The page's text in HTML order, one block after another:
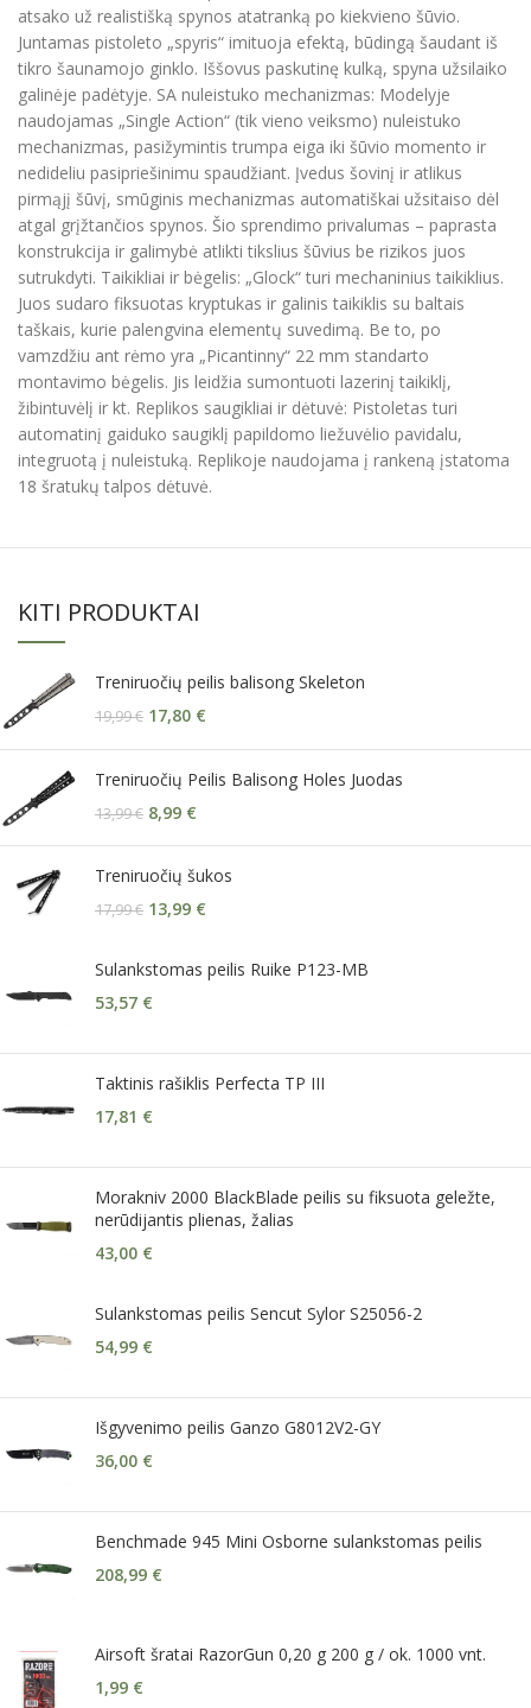
atsako už realistišką spynos atatranką po kiekvieno šūvio.
Juntamas pistoleto „spyris“ imituoja efektą, būdingą šaudant iš
tikro šaunamojo ginklо. Iššovus paskutinę kulką, spyna užsilaiko
galinėje padėtyje. SA nuleistuko mechanizmas: Modelyje
naudojamas „Single Action“ (tik vieno veiksmo) nuleistuko
mechanizmas, pasižymintis trumpa eiga iki šūvio momento ir
nedideliu pasipriešinimu spaudžiant. Įvedus šovinį ir atlikus
pirmąjį šūvį, smūginis mechanizmas automatiškai užsitaiso dėl
atgal grįžtančios spynos. Šio sprendimo privalumas – paprasta
konstrukcija ir galimybė atlikti tikslius šūvius be rizikos juos
sutrukdyti. Taikikliai ir bėgelis: „Glock“ turi mechaninius taikiklius.
Juos sudaro fiksuotas kryptukas ir galinis taikiklis su baltais
taškais, kurie palengvina elementų suvedimą. Be to, po
vamzdžiu ant rėmo yra „Picantinny“ 22 mm standarto
montavimo bėgelis. Jis leidžia sumontuoti lazerinį taikiklį,
žibintuvėlį ir kt. Replikos saugikliai ir dėtuvė: Pistoletas turi
automatinį gaiduko saugiklį papildomo liežuvėlio pavidalu,
integruotą į nuleistuką. Replikoje naudojama į rankeną įstatoma
18 šratukų talpos dėtuvė.
KITI PRODUKTAI
Treniruočių peilis balisong Skeleton
19,99€ 17,80 €
Treniruočių Peilis Balisong Holes Juodas
13,99€ 8,99 €
Treniruočių šukos
17,99€ 13,99 €
Sulankstomas peilis Ruike P123-MB
53,57 €
Taktinis rašiklis Perfecta TP III
17,81 €
Morakniv 2000 BlackBlade peilis su fiksuota geležte,
nerūdijantis plienas, žalias
43,00 €
Sulankstomas peilis Sencut Sylor S25056-2
54,99 €
Išgyvenimo peilis Ganzo G8012V2-GY
36,00 €
Benchmade 945 Mini Osborne sulankstomas peilis
208,99 €
Airsoft šratai RazorGun 0,20 g 200 g / ok. 1000 vnt.
1,99 €